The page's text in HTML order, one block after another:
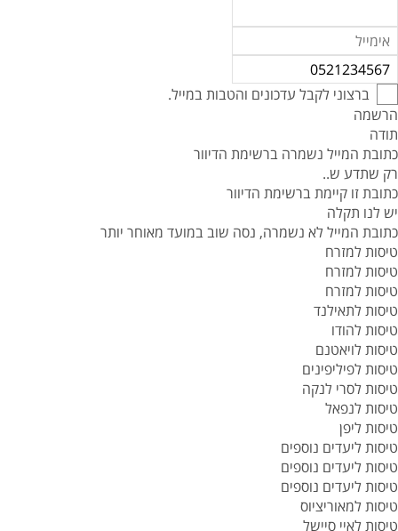
ברצוני לקבל עדכונים והטבות במייל.
הרשמה
תודה
כתובת המייל נשמרה ברשימת הדיוור
רק שתדע ש..
כתובת זו קיימת ברשימת הדיוור
יש לנו תקלה
כתובת המייל לא נשמרה, נסה שוב במועד מאוחר יותר
טיסות למזרח
טיסות למזרח
טיסות למזרח
טיסות לתאילנד
טיסות להודו
טיסות לויאטנם
טיסות לפיליפינים
טיסות לסרי לנקה
טיסות לנפאל
טיסות ליפן
טיסות ליעדים נוספים
טיסות ליעדים נוספים
טיסות ליעדים נוספים
טיסות למאוריציוס
טיסות לאיי סיישל